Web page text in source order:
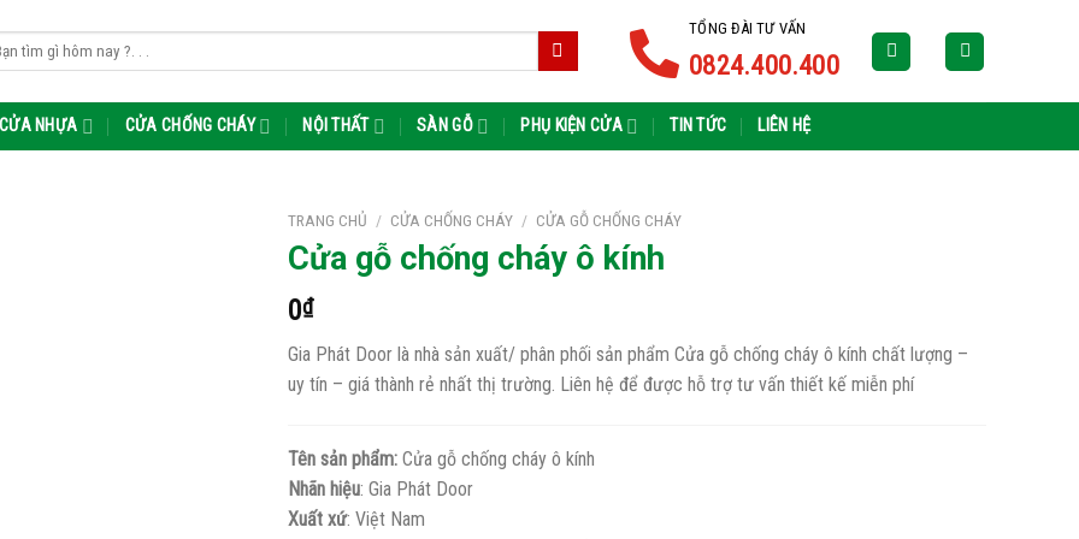
TỔNG ĐÀI TƯ VẤN
0824.400.400
CỬA NHỰA CỬA CHỐNG CHÁY NỘI THẤT SÀN GỖ PHỤ KIỆN CỬA TIN TỨC LIÊN HỆ
TRANG CHỦ / CỬA CHỐNG CHÁY / CỬA GỖ CHỐNG CHÁY
Cửa gỗ chống cháy ô kính
0₫
Gia Phát Door là nhà sản xuất/ phân phối sản phẩm Cửa gỗ chống cháy ô kính chất lượng –
uy tín – giá thành rẻ nhất thị trường. Liên hệ để được hỗ trợ tư vấn thiết kế miễn phí
Tên sản phẩm: Cửa gỗ chống cháy ô kính
Nhãn hiệu: Gia Phát Door
Xuất xứ: Việt Nam